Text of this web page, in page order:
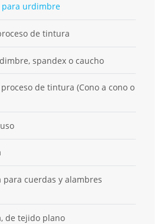
para urdimbre
de tintura
spandex o caucho
de tintura (Cono a cono o
cuerdas y alambres
de tejido plano